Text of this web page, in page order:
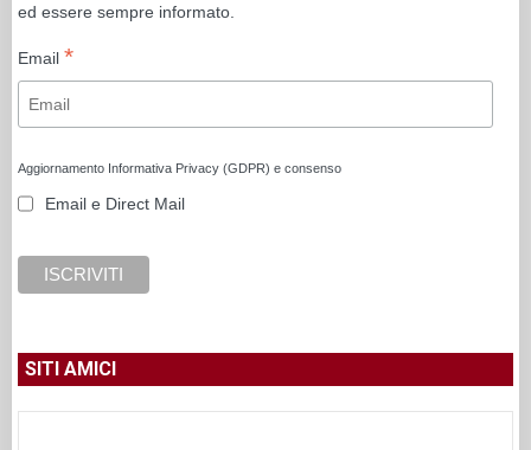
ed essere sempre informato.
Email *
Aggiornamento Informativa Privacy (GDPR) e consenso
Email e Direct Mail
SITI AMICI